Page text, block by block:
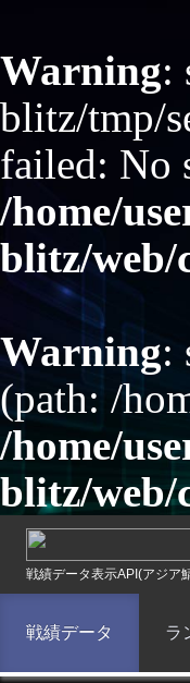
Warning:
blitz/tmp/
failed: No
/home/
blitz/web/
Warning:
(path: /
/home/
blitz/web/
戦績データ表示API(アジア
戦績データ ラ